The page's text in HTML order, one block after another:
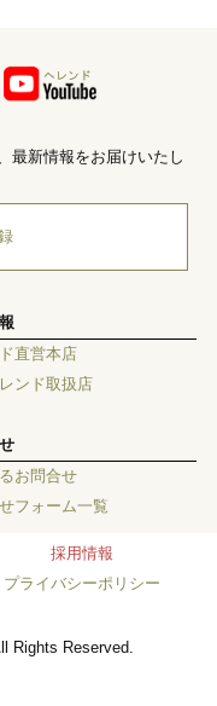
最新情報をお届けいたし
直営本店
ンド取扱店
お問合せ
フォーム一覧
採用情報
プライバシーポリシー
Rights Reserved.